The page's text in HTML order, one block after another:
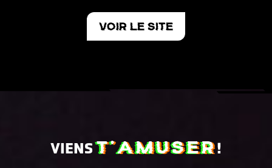
VOIR LE SITE
VIENST’AMUSER!